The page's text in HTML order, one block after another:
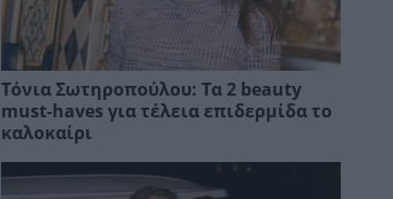
Τόνια Σωτηροπούλου: Τα 2 beauty
must-haves για τέλεια επιδερμίδα το
καλοκαίρι